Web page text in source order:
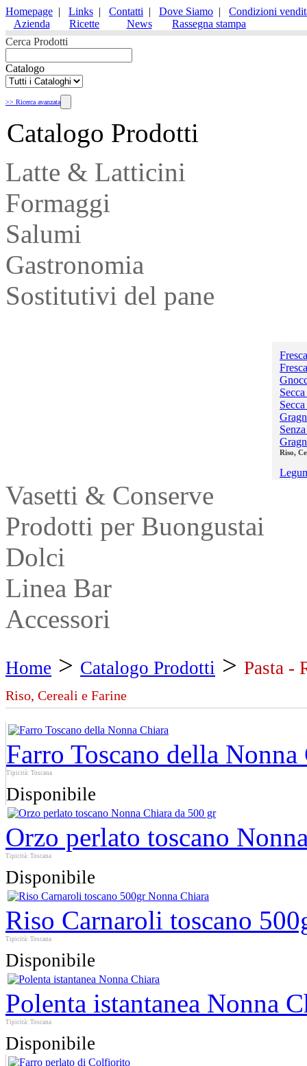
Homepage | Links | Contatti | Dove Siamo | Condizioni
Azienda
Ricette News
Rassegna stampa
Cerca Prodotti
Catalogo
>> Ricerca avanzata
Catalogo Prodotti
Latte & Latticini
Formaggi
Salumi
Gastronomia
Sostitutivi del pane
Riso,
Vasetti & Conserve
Prodotti per Buongustai
Dolci
Linea Bar
Accessori
Home > Catalogo Prodotti > Pasta -
Riso, Cereali e Farine
Farro Toscano della Nonna
Tipicità: Toscana
Disponibile
Orzo perlato toscano
Tipicità: Toscana
Disponibile
Riso Carnaroli toscano
Tipicità: Toscana
Disponibile
Polenta istantanea Nonna
Tipicità: Toscana
Disponibile